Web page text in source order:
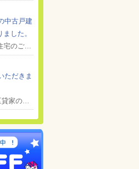
中古戸建
した。
宅のご…
ただきま
家の…